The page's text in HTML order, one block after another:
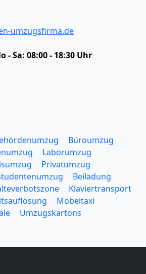
umzugsfirma.de
- Sa: 08:00 - 18:30 Uhr
Büroumzug
Laborumzug
Privatumzug
Beiladung
Klaviertransport
Möbeltaxi
Umzugskartons